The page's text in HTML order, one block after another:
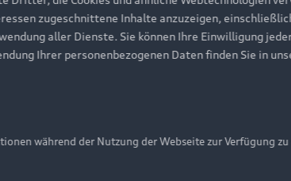
zugeschnittene Inhalte anzuzeigen,
aller Dienste. Sie können Ihre Einwilligung
Ihrer personenbezogenen Daten finden Sie in
während der Nutzung der Webseite zur Verfügung